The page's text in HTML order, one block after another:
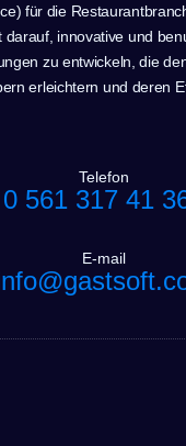
für die
darauf, innovative und
zu entwickeln, die
erleichtern und deren
Telefon
0 561 317 41
E-mail